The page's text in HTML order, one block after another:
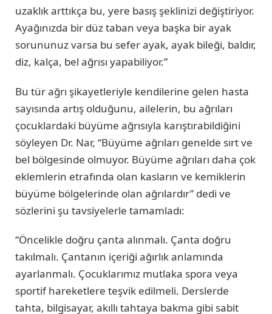
uzaklık arttıkça bu, yere basış şeklinizi değiştiriyor.
Ayağınızda bir düz taban veya başka bir ayak
sorununuz varsa bu sefer ayak, ayak bileği, baldır,
diz, kalça, bel ağrısı yapabiliyor.”
Bu tür ağrı şikayetleriyle kendilerine gelen hasta
sayısında artış olduğunu, ailelerin, bu ağrıları
çocuklardaki büyüme ağrısıyla karıştırabildiğini
söyleyen Dr. Nar, “Büyüme ağrıları genelde sırt ve
bel bölgesinde olmuyor. Büyüme ağrıları daha çok
eklemlerin etrafında olan kasların ve kemiklerin
büyüme bölgelerinde olan ağrılardır” dedi ve
sözlerini şu tavsiyelerle tamamladı:
“Öncelikle doğru çanta alınmalı. Çanta doğru
takılmalı. Çantanın içeriği ağırlık anlamında
ayarlanmalı. Çocuklarımız mutlaka spora veya
sportif hareketlere teşvik edilmeli. Derslerde
tahta, bilgisayar, akıllı tahtaya bakma gibi sabit